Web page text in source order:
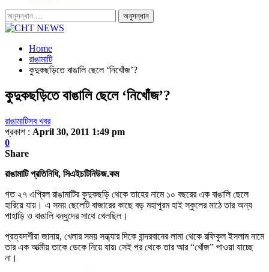
Home
রাঙামাটি
কুদুকছড়িতে বাঙালি ছেলে ‘নিখোঁজ’?
কুদুকছড়িতে বাঙালি ছেলে ‘নিখোঁজ’?
রাঙামাটিসব খবর
প্রকাশ : April 30, 2011 1:49 pm
0
Share
রাঙামাটি প্রতিনিধি, সিএইচটিনিউজ.কম
গত ২৭ এপ্রিল রাঙামাটির কুদুকছড়ি থেকে তাহের নামে ১০ বছরের এক বাঙালি ছেলে
হারিয়ে যায় । এ সময় ছেলেটি বাজারের কাছে বড় মহাপুরম হাই স্কুলের মাঠে তার অন্য
পাহাড়ি ও বাঙালি বন্ধুদের সাথে খেলছিল।
প্রত্যদর্শীরা জানায়, খেলার সময় সন্ধ্যার দিকে বান্দরবানের লামা থেকে রফিকুল ইসলাম নামে
তার এক আত্মীয় তাকে ডেকে নিয়ে যায়৷ সেই পর থেকে তার আর “খোঁজ” পাওয়া যাচ্ছে
না ।